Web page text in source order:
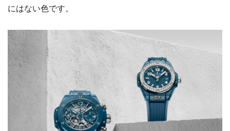
にはない色です。